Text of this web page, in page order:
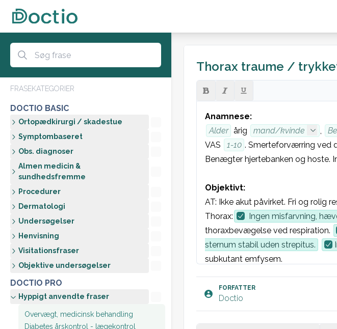
FRASEKATEGORIER
DOCTIO BASIC
Ortopædkirurgi / skadestue
Symptombaseret
Obs. diagnoser
Almen medicin &
sundhedsfremme
Procedurer
Dermatologi
Undersøgelser
Henvisning
Visitationsfraser
Objektive undersøgelser
DOCTIO PRO
Hyppigt anvendte fraser
Overvægt, medicinsk behandling
Diabetes årskontrol - lægekontrol
Thorax traume /
Anamnese:
Alder årig mand/kvinde ,
VAS
1-10 . Smerteforværring ved
Benægter hjertebanken og hoste.
Objektivt:
AT: Ikke akut påvirket. Fri og rolig
Thorax:
Ingen misfarvning,
thoraxbevægelse ved respiration.
sternum stabil uden strepitus.
subkutant emfysem.
St.c: regelmæssig hjerteaktion = pp,
Vitale værdier:
FORFATTER
Doctio